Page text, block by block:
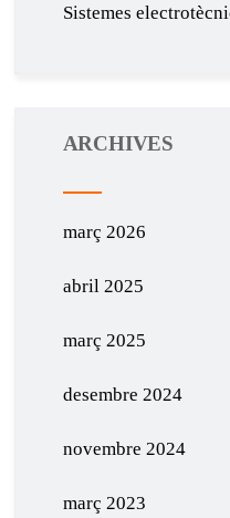
Sistemes
ARCHIVES
març 2026
abril 2025
març 2025
desembre 2024
novembre 2024
març 2023